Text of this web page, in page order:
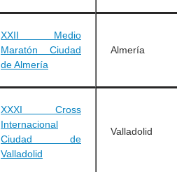
XXII Medio
Maratón Ciudad
de Almería
Almería
XXXI Cross
Internacional
Ciudad de
Valladolid
Valladolid